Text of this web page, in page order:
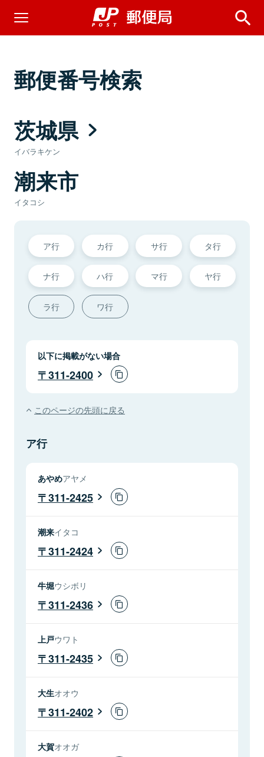
郵便番号検索
茨城県
イバラキケン
潮来市
イタコシ
ア行 カ行 サ行 タ行
ナ行 ハ行 マ行 ヤ行
ラ行 ワ行
以下に掲載がない場合
311-2400
このページの先頭に戻る
ア行
あやめアヤメ
311-2425
潮来イタコ
311-2424
牛堀ウシボリ
311-2436
上戸ウワト
311-2435
大生オオウ
311-2402
大賀オオガ